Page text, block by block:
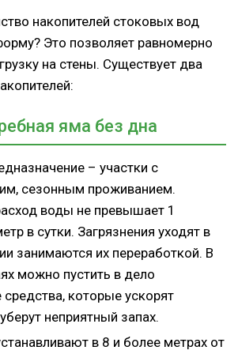
накопителей стоковых вод
Это позволяет равномерно
на стены. Существует два
яма без дна
– участки с
сезонным проживанием.
воды не превышает 1
в сутки. Загрязнения уходят в
занимаются их переработкой. В
можно пустить в дело
которые ускорят
неприятный запах.
в 8 и более метрах от